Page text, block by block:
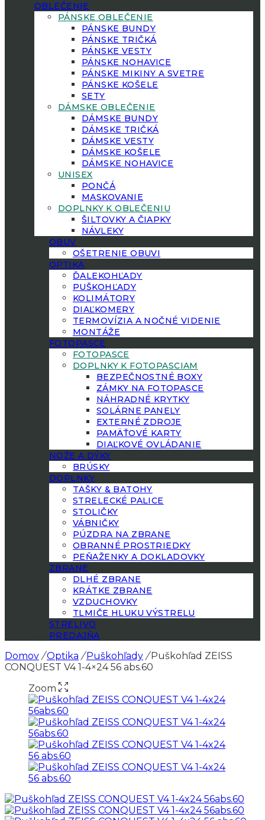
OBLEČENIE
PÁNSKE OBLEČENIE
PÁNSKE BUNDY
PÁNSKE TRIČKÁ
PÁNSKE VESTY
PÁNSKE NOHAVICE
PÁNSKE MIKINY A SVETRE
PÁNSKE KOŠELE
SETY
DÁMSKE OBLEČENIE
DÁMSKE BUNDY
DÁMSKE TRIČKÁ
DÁMSKE VESTY
DÁMSKE KOŠELE
DÁMSKE NOHAVICE
UNISEX
PONČÁ
MASKOVANIE
DOPLNKY K OBLEČENIU
ŠILTOVKY A ČIAPKY
NÁVLEKY
OBUV
OŠETRENIE OBUVI
OPTIKA
ĎALEKOHĽADY
PUŠKOHĽADY
KOLIMÁTORY
DIAĽKOMERY
TERMOVÍZIA A NOČNÉ VIDENIE
MONTÁŽE
FOTOPASCE
FOTOPASCE
DOPLNKY K FOTOPASCIAM
BEZPEČNOSTNÉ BOXY
ZÁMKY NA FOTOPASCE
NÁHRADNÉ KRYTKY
SOLÁRNE PANELY
EXTERNÉ ZDROJE
PAMÄŤOVÉ KARTY
DIAĽKOVÉ OVLÁDANIE
NOŽE A DÝKY
BRÚSKY
DOPLNKY
TAŠKY & BATOHY
STRELECKÉ PALICE
STOLIČKY
VÁBNIČKY
PÚZDRA NA ZBRANE
OBRANNÉ PROSTRIEDKY
PEŇAŽENKY A DOKLADOVKY
ZBRANE
DLHÉ ZBRANE
KRÁTKE ZBRANE
VZDUCHOVKY
TLMIČE HLUKU VÝSTRELU
STRELIVO
PREDAJŇA
Domov / Optika / Puškohľady /Puškohľad ZEISS
CONQUEST V4 1-4×24 56 abs.60
Zoom